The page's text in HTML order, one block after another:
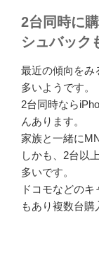
2台同時に
シュバック
最近の傾向をみ
多いようです。
2台同時なら
んあります。
家族と一緒に
しかも、2台以
多いです。
ドコモなどの
もあり複数台購